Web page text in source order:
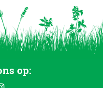
op: